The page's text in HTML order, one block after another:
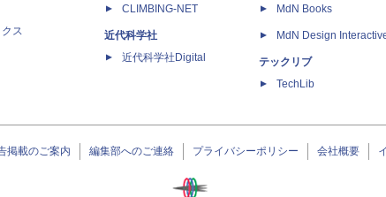
ス
CLIMBING-NET
近代科学社
近代科学社Digital
MdN Books
MdN Design
テックリブ
TechLib
掲載のご案内 編集部へのご連絡 プライバシーポリシー 会社概要